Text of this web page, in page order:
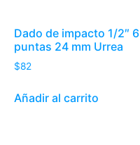
Dado de impacto 1/2″ 6
puntas 24 mm Urrea
$82
Añadir al carrito